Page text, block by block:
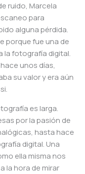
ruido, Marcela
para
alguna pérdida.
porque fue una de
la fotografía digital.
unos días,
su valor y era aún
es larga.
por la pasión de
hasta hace
digital. Una
ella misma nos
la hora de mirar